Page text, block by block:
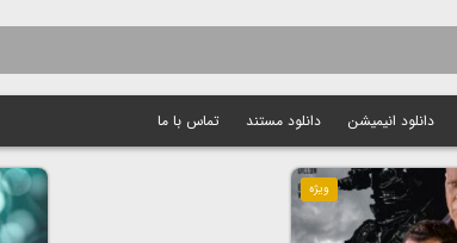
دانلود انیمیشن دانلود مستند تماس با ما
ویژه